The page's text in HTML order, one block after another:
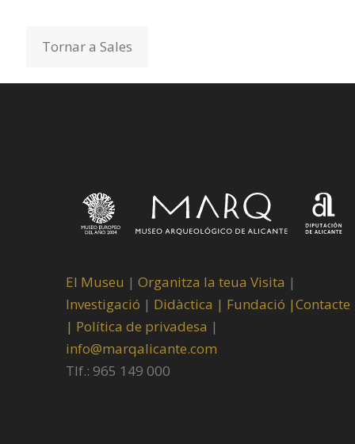
Tornar a Sales
El Museu | Organitza la teua Visita |
Investigació | Didàctica | Fundació |Contacte
| Política de privadesa |
info@marqalicante.com
Tlf.: 965 149 000